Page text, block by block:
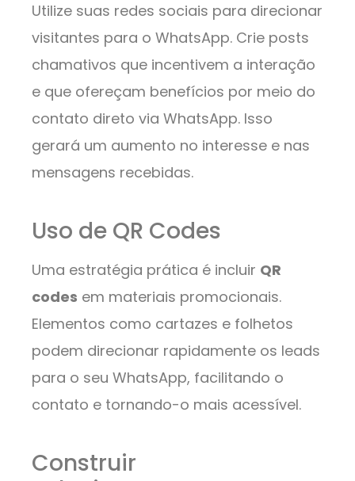
Utilize suas redes sociais para direcionar
visitantes para o WhatsApp. Crie posts
chamativos que incentivem a interação
e que ofereçam benefícios por meio do
contato direto via WhatsApp. Isso
gerará um aumento no interesse e nas
mensagens recebidas.
Uso de QR Codes
Uma estratégia prática é incluir QR
codes em materiais promocionais.
Elementos como cartazes e folhetos
podem direcionar rapidamente os leads
para o seu WhatsApp, facilitando o
contato e tornando-o mais acessível.
Construir